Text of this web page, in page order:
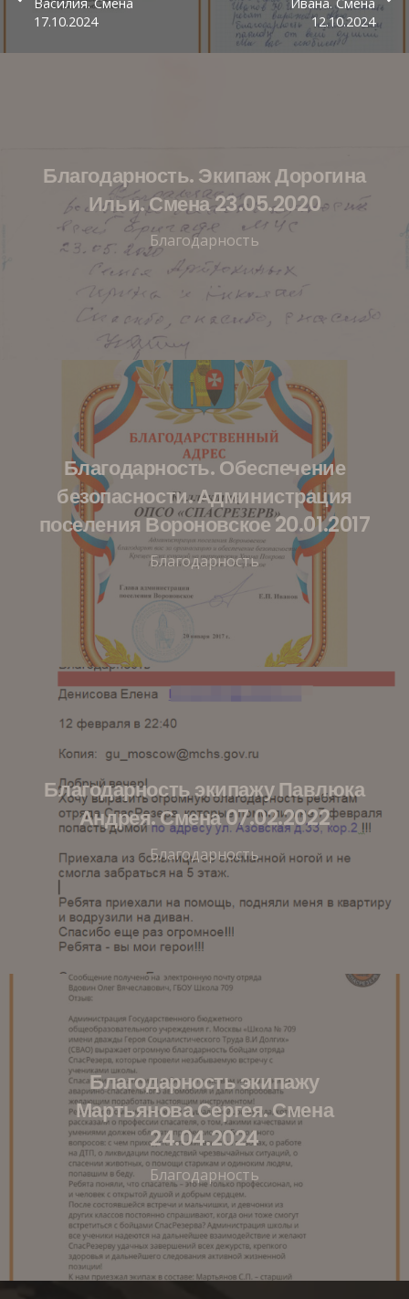
17.10.2024
12.10.2024
Благодарность. Экипаж Дорогина
Ильи. Смена 23.05.2020
Благодарность
Благодарность. Обеспечение
безопасности. Администрация
поселения Вороновское 20.01.2017
Благодарность
Благодарность экипажу Павлюка
Андрея. Смена 07.02.2022
Благодарность
Благодарность экипажу
Мартьянова Сергея. Смена
24.04.2024
Благодарность